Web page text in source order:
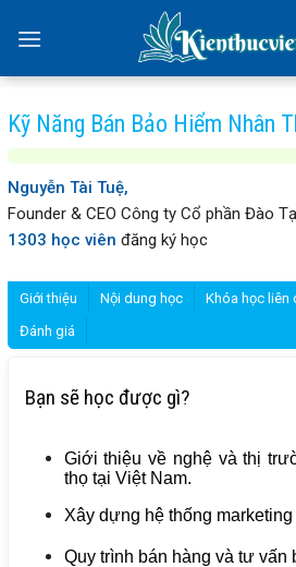
Kỹ Năng Bán Bảo Hiểm Nhân
Nguyễn Tài Tuệ,
Founder & CEO Công ty Cổ phần Đào
1303 học viên đăng ký học
Giới thiệu Nội dung học Khóa học liên
Đánh giá
Bạn sẽ học được gì?
Giới thiệu về nghệ và thị
thọ tại Việt Nam.
Xây dựng hệ thống
Quy trình bán hàng và tư vấn